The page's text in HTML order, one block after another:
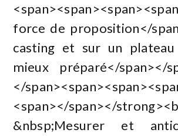
force de proposition</
casting et sur un
mieux préparé</span></
</
<span></span></
&nbsp;Mesurer et